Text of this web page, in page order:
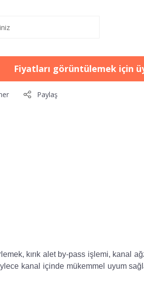
Fiyatları görüntülemek için
Paylaş
kırık alet by-pass işlemi, kanal
kanal içinde mükemmel uyum